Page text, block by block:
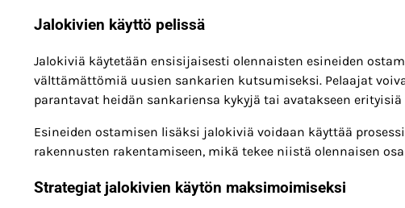
Jalokivien käyttö pelissä
Jalokiviä käytetään ensisijaisesti olennaisten esineiden
välttämättömiä uusien sankarien kutsumiseksi. Pelaajat
parantavat heidän sankariensa kykyjä tai avatakseen
Esineiden ostamisen lisäksi jalokiviä voidaan käyttää
rakennusten rakentamiseen, mikä tekee niistä olennaisen
Strategiat jalokivien käytön maksimoimiseksi